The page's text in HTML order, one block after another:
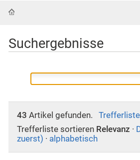
Suchergebnisse
43 Artikel gefunden.
Trefferliste sortieren Relevanz ·
zuerst) · alphabetisch